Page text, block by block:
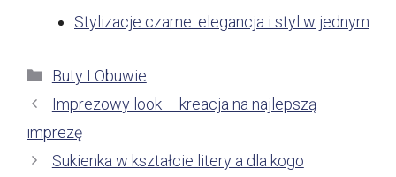
Stylizacje czarne: elegancja i styl w jednym
Kategorie
Buty I Obuwie
Imprezowy look – kreacja na najlepszą
imprezę
Sukienka w kształcie litery a dla kogo